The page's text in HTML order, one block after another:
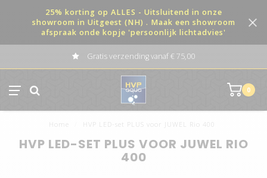
25% korting op ALLES - Uitsluitend in onze
showroom in Uitgeest (NH) . Maak een showroom
afspraak onde kopje 'persoonlijk lichtadvies'
Gratis verzending vanaf € 75,00
0
Home HVP LED-set PLUS voor JUWEL Rio 400
HVP LED-SET PLUS VOOR JUWEL RIO
400